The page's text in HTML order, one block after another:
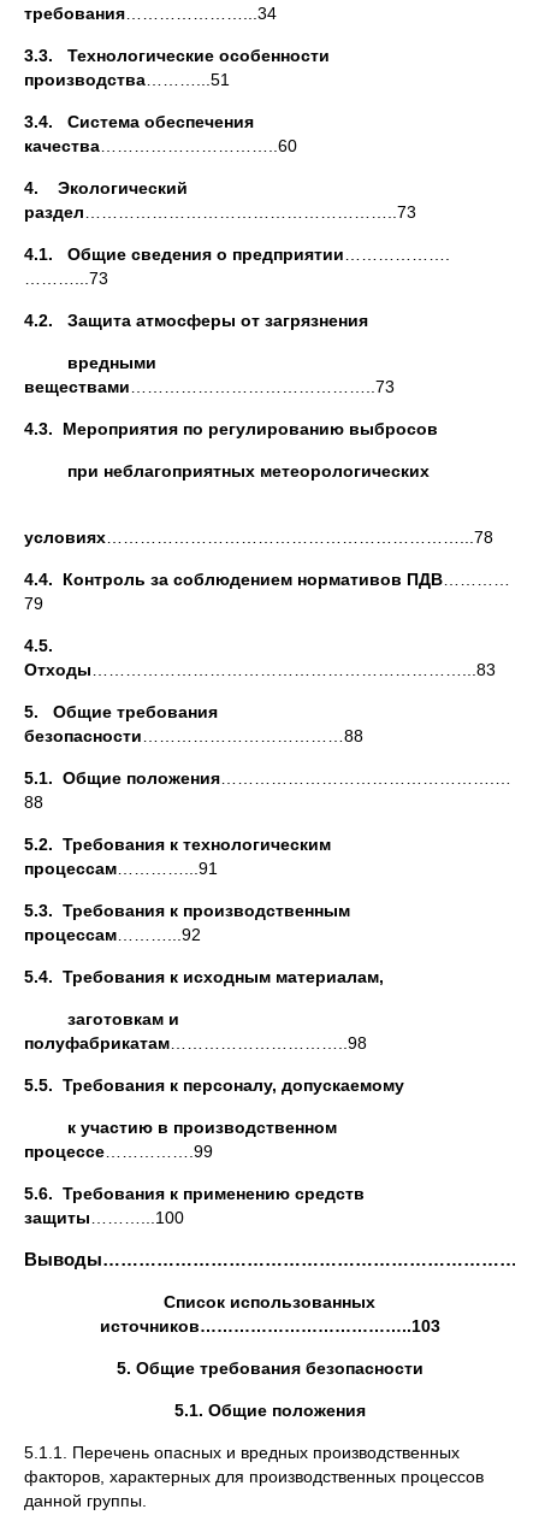
требования …………………...34
3.3. Технологические особенности
производства ………...51
3.4. Система обеспечения
качества …………………………..60
4. Экологический
раздел ………………………………………………..73
4.1. Общие сведения о предприятии
………...73
4.2. Защита атмосферы от загрязнения
вредными
веществами ……………………………………..73
4.3. Мероприятия по регулированию выбросов
при неблагоприятных метеорологических
условиях ………………………………………………………...78
4.4. Контроль за соблюдением нормативов ПДВ
79
4.5.
Отходы …………………………………………………………...83
5. Общие требования
безопасности ………………………………88
5.1. Общие положения
88
5.2. Требования к технологическим
процессам …………...91
5.3. Требования к производственным
процессам ………...92
5.4. Требования к исходным материалам,
заготовкам и
полуфабрикатам …………………………..98
5.5. Требования к персоналу, допускаемому
к участию в производственном
процессе …………….99
5.6. Требования к применению средств
защиты ………...100
Список использованных
источников………………………………..103
5. Общие требования безопасности
5.1. Общие положения
5.1.1. Перечень опасных и вредных производственных
факторов, характерных для производственных процессов
данной группы.